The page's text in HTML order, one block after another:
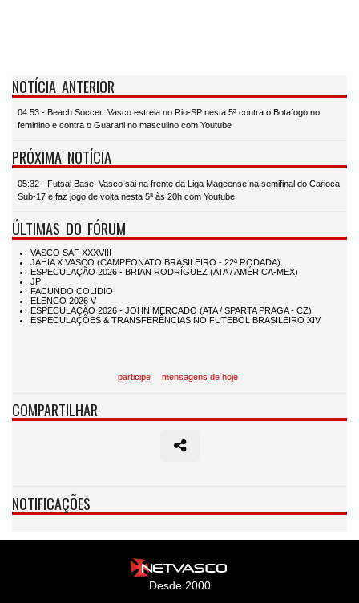
NOTÍCIA ANTERIOR
04:53 - Beach Soccer: Vasco estreia no Rio-SP nesta 5ª contra o Botafogo no
feminino e contra o Guarani no masculino com Youtube
PRÓXIMA NOTÍCIA
05:32 - Futsal Base: Vasco sai na frente da Liga Mageense na semifinal do Carioca
Sub-17 e faz jogo de volta nesta 5ª às 20h com Youtube
ÚLTIMAS DO FÓRUM
participe mensagens de hoje
COMPARTILHAR
NOTIFICAÇÕES
Desde 2000